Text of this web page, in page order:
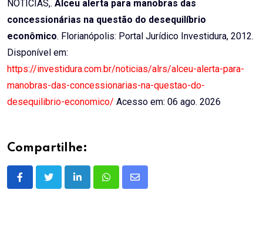
NOTÍCIAS,. Alceu alerta para manobras das
concessionárias na questão do desequilíbrio
econômico. Florianópolis: Portal Jurídico Investidura, 2012.
Disponível em:
https://investidura.com.br/noticias/alrs/alceu-alerta-para-
manobras-das-concessionarias-na-questao-do-
desequilibrio-economico/ Acesso em: 06 ago. 2026
Compartilhe:
LinkedInWhatsappShare